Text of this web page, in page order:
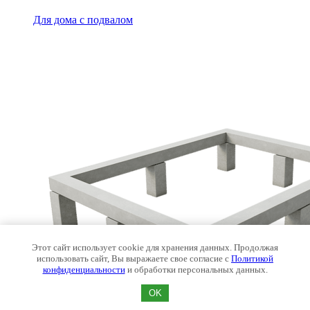
Для дома с подвалом
Этот сайт использует cookie для хранения данных. Продолжая
использовать сайт, Вы выражаете свое согласие с Политикой
конфиденциальностии обработки персональных данных.
OK